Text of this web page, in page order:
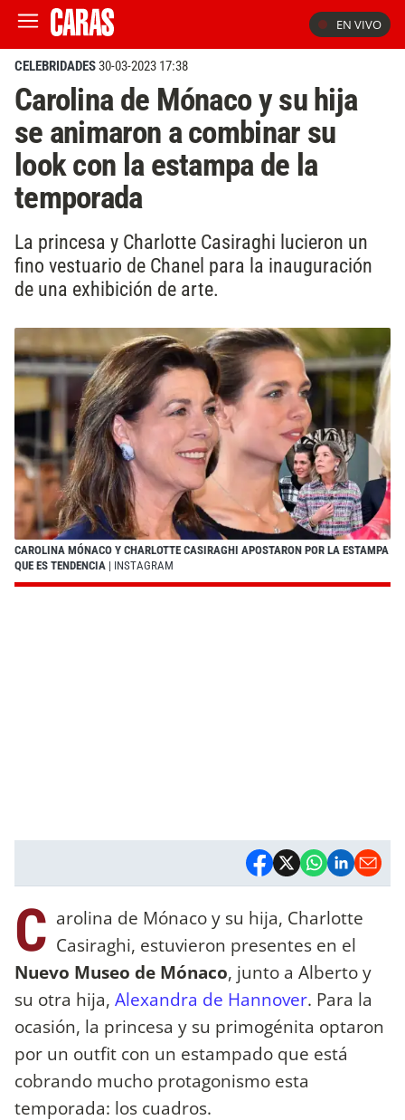
EN VIVO
CELEBRIDADES30-03-2023 17:38
Carolina de Mónaco y su hija
se animaron a combinar su
look con la estampa de la
temporada
La princesa y Charlotte Casiraghi lucieron un
fino vestuario de Chanel para la inauguración
de una exhibición de arte.
CAROLINA MÓNACO Y CHARLOTTE CASIRAGHI APOSTARON POR LA ESTAMPA
QUE ES TENDENCIA | INSTAGRAM
C arolina de Mónaco y su hija, Charlotte
Casiraghi, estuvieron presentes en el
Nuevo Museo de Mónaco, junto a Alberto y
su otra hija, Alexandra de Hannover. Para la
ocasión, la princesa y su primogénita optaron
por un outfit con un estampado que está
cobrando mucho protagonismo esta
temporada: los cuadros.